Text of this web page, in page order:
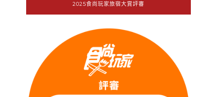
2025食尚玩家旅宿大賞評審